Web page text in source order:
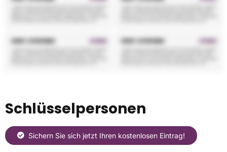
Schlüsselpersonen
Sichern Sie sich jetzt Ihren kostenlosen Eintrag!